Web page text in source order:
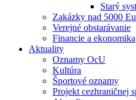
Starý
Zakázky nad 5000
Verejné obstarávanie
Financie a ekonomika
Aktuality
Oznamy OcU
Kultúra
Športové oznamy
Projekt cezhraničnej